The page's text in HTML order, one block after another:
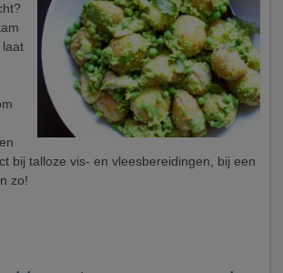
laat
bij talloze vis- en vleesbereidingen, bij een
zo!